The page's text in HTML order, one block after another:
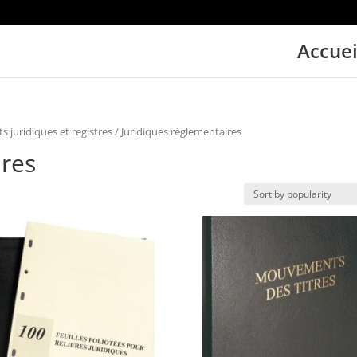
juridiques et registres/ Juridiques règlementaires